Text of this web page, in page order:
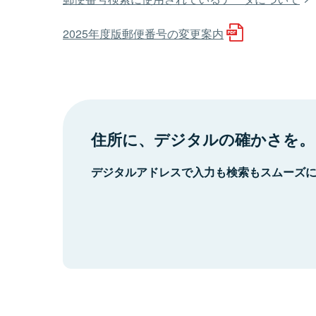
2025年度版郵便番号の変更案内
住所に、デジタルの確かさを。
デジタルアドレスで入力も検索もスムーズ